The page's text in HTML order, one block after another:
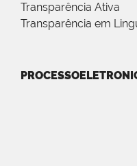
Transparência Ativa
Transparência em